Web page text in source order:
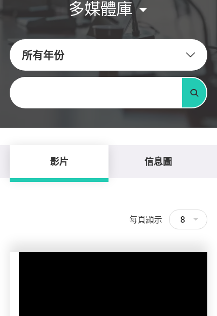
多媒體庫
所有年份
關鍵字
搜尋
影片 信息圖
每頁顯示 8